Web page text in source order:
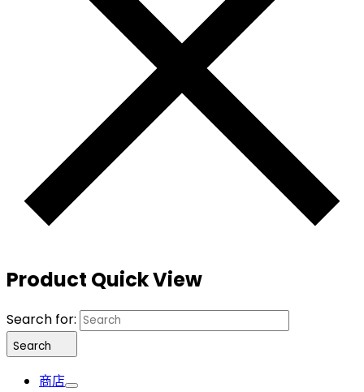
Product Quick View
Search for:
Search
商店